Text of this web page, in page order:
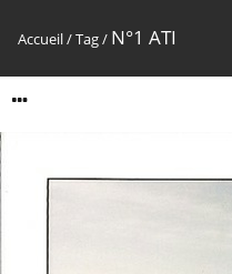
Accueil/Tag/ N°1 ATI